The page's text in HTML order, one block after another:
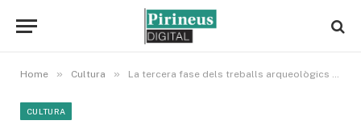
Home » Cultura » La tercera fase dels treballs arqueològics al jaciment del pati de les Monges de la Seu se centrarà en l’exterior de la muralla
CULTURA